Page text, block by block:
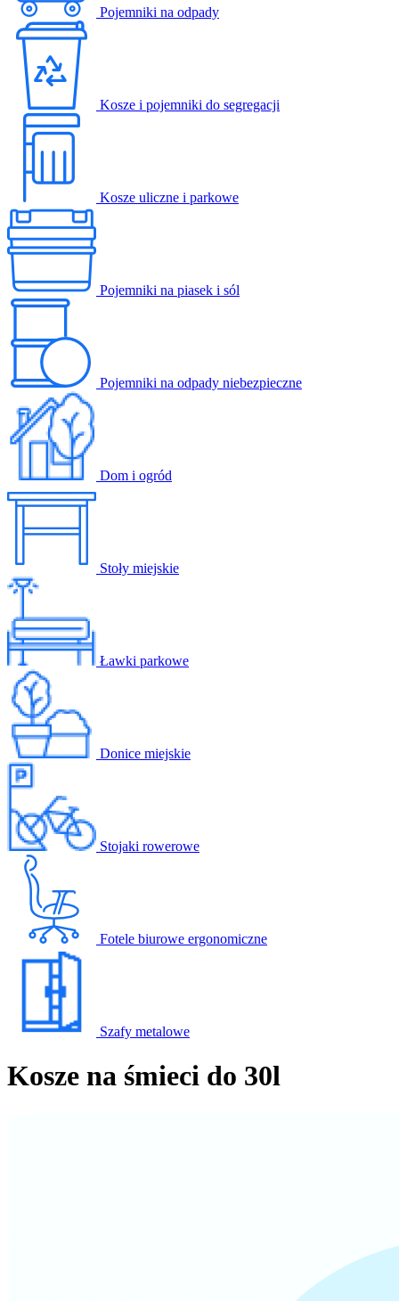
Pojemniki na odpady
Kosze i pojemniki do segregacji
Kosze uliczne i parkowe
Pojemniki na piasek i sól
Pojemniki na odpady niebezpieczne
Dom i ogród
Stoły miejskie
Ławki parkowe
Donice miejskie
Stojaki rowerowe
Fotele biurowe ergonomiczne
Szafy metalowe
Kosze na śmieci do 30l